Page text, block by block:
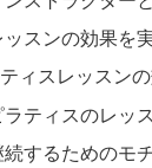
ッスンの効果を
ィスレッスン
ラティスのレッ
続するためのモ